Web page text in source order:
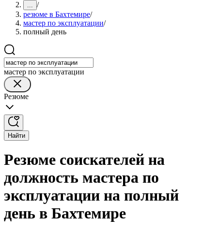
... /
резюме в Бахтемире/
мастер по эксплуатации/
полный день
мастер по эксплуатации
Резюме
Найти
Резюме соискателей на
должность мастера по
эксплуатации на полный
день в Бахтемире